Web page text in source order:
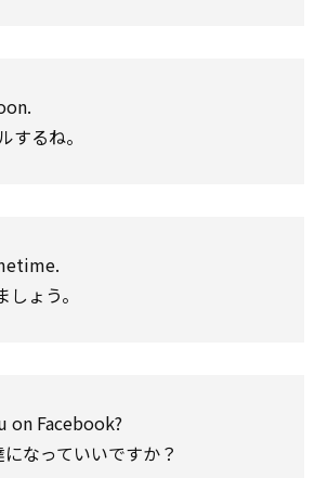
するね。
ょう。
on Facebook?
なっていいですか？